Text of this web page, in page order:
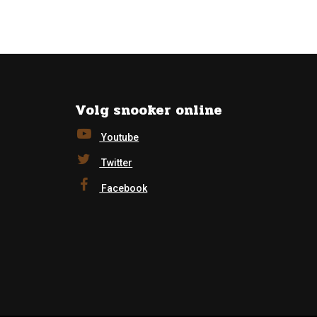
Volg snooker online
Youtube
Twitter
Facebook